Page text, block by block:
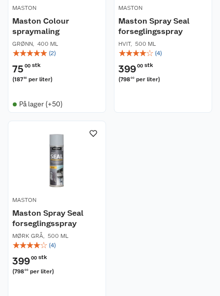
MASTON
Maston Colour
spraymaling
GRØNN, 400 ML
☆☆☆☆☆ (2)
75 00 stk
(18750 per liter)
På lager (+50)
MASTON
Maston Spray Seal
forseglingsspray
HVIT, 500 ML
☆☆☆☆☆ (4)
39900 stk
(79800 per liter)
MASTON
Maston Spray Seal
forseglingsspray
MØRK GRÅ, 500 ML
☆☆☆☆☆ (4)
39900 stk
(79800 per liter)
Om oss
Våre butikker
Våre merkevarer
Ledige stillinger
Bærekraft
Kontakt oss
Angre- og returrett
Reklamasjon og garanti
Ofte stilte spørsmål
Leveringsalternativer
Pakkesporing
Åpent kjøp
Coop medlem